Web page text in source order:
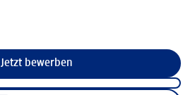
Jetzt bewerben